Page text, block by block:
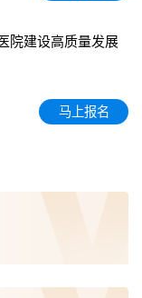
院建设高质量发展
马上报名